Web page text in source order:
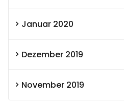
Januar 2020
Dezember 2019
November 2019